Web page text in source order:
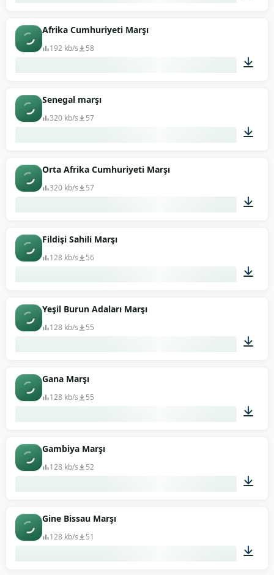
Afrika Cumhuriyeti Marşı
192 kb/s 58
Senegal marşı
320 kb/s 57
Orta Afrika Cumhuriyeti Marşı
320 kb/s 57
Fildişi Sahili Marşı
128 kb/s 56
Yeşil Burun Adaları Marşı
128 kb/s 55
Gana Marşı
128 kb/s 55
Gambiya Marşı
128 kb/s 52
Gine Bissau Marşı
128 kb/s 51